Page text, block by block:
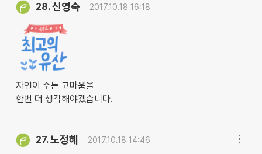
28.신영숙 2017.10.18 16:18
자연이 주는 고마움을
한번 더 생각해야겠습니다.
27.노정혜 2017.10.18 14:46